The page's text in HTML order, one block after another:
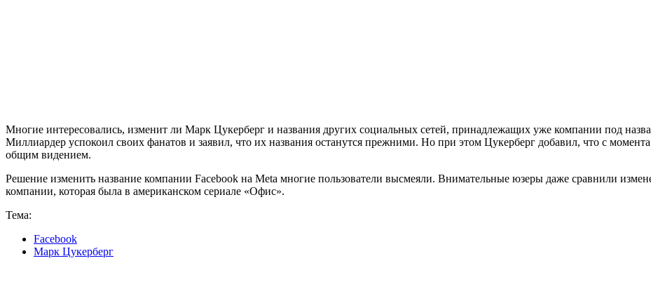
Многие интересовались, изменит ли Марк Цукерберг и названия других социальных сетей, принадлежащих уже компании под
Миллиардер успокоил своих фанатов и заявил, что их названия останутся прежними. Но при этом Цукерберг добавил, что с
общим видением.
Решение изменить название компании Facebook на Meta многие пользователи высмеяли. Внимательные юзеры даже сравнили
компании, которая была в американском сериале «Офис».
Тема:
Facebook
Марк Цукерберг